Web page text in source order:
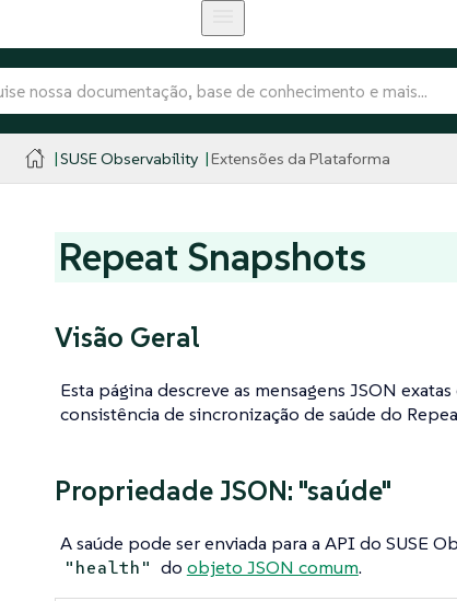
SUSE Observability Extensões da Plataforma
Repeat Snapshots
Visão Geral
Esta página descreve as mensagens JSON
consistência de sincronização de saúde do
Propriedade JSON: "saúde"
A saúde pode ser enviada para a API do SUSE
"health" do objeto JSON comum.